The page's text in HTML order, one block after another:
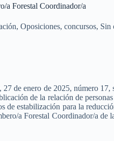
a Forestal Coordinador/a
, Oposiciones, concursos, Sin
de enero de 2025, número
de la relación de
de estabilización para la
a Forestal Coordinador/a de